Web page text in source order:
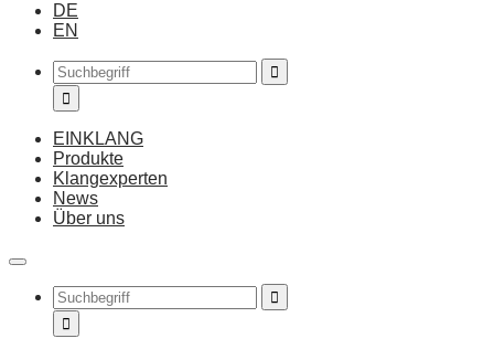
DE
EN
EINKLANG
Produkte
Klangexperten
News
Über uns